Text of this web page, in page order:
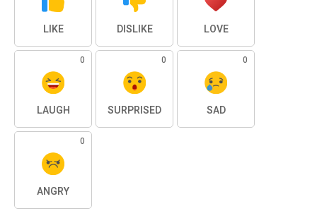
LIKE DISLIKE LOVE
0
LAUGH
0
SURPRISED
0
SAD
0
ANGRY